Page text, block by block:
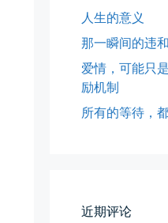
人生的意义
那一瞬间的违
爱情，可能只
励机制
所有的等待，
近期评论